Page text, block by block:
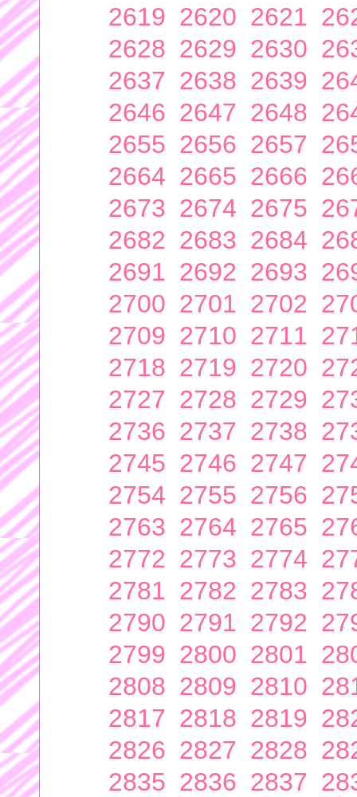
2619 2620 2621
2628 2629 2630
2637 2638 2639
2646 2647 2648
2655 2656 2657
2664 2665 2666
2673 2674 2675
2682 2683 2684
2691 2692 2693
2700 2701 2702
2709 2710 2711
2718 2719 2720
2727 2728 2729
2736 2737 2738
2745 2746 2747
2754 2755 2756
2763 2764 2765
2772 2773 2774
2781 2782 2783
2790 2791 2792
2799 2800 2801
2808 2809 2810
2817 2818 2819
2826 2827 2828
2835 2836 2837